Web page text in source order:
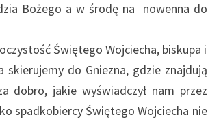
Bożego a w środę na nowenna do
Świętego Wojciecha, biskupa i
do Gniezna, gdzie znajdują
dobro, jakie wyświadczył nam przez
spadkobiercy Świętego Wojciecha nie